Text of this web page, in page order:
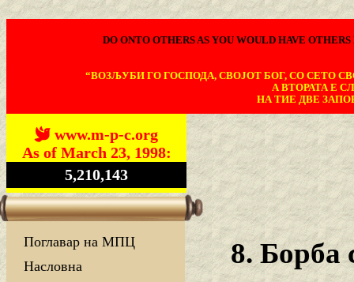
DO ONTO OTHERS AS YOU WOULD HAVE
“ВОЗЉУБИ ГО ГОСПОДА, СВОЈОТ БОГ, СО СЕТО
А ВТОРАТА Е
НА ТИЕ ДВЕ
www.m-p-c.org
As of March 23, 1998:
5,210,143
Поглавар на МПЦ
Насловна
8. Борба